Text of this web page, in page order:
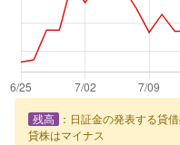
残高
：日証金の発表する貸
貸株はマイナス